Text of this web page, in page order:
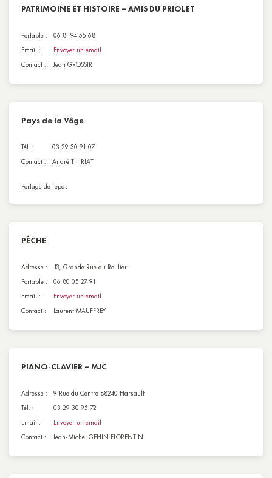
PATRIMOINE ET HISTOIRE – AMIS DU PRIOLET
Portable :
06 81 94 55 68
Email :
Envoyer un email
Contact :
Jean GROSSIR
Pays de la Vôge
Tél. :
03 29 30 91 07
Contact :
André THIRIAT
Portage de repas
PÊCHE
Adresse :
13, Grande Rue du Roulier
Portable :
06 80 05 27 91
Email :
Envoyer un email
Contact :
Laurent MAUFFREY
PIANO-CLAVIER – MJC
Adresse :
9 Rue du Centre 88240 Harsault
Tél. :
03 29 30 95 72
Email :
Envoyer un email
Contact :
Jean-Michel GEHIN FLORENTIN